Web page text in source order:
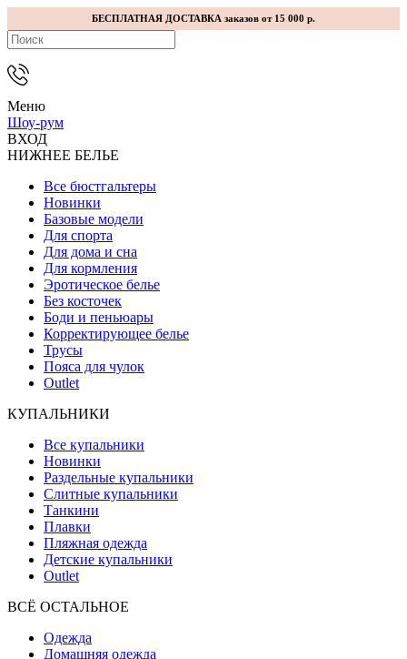
БЕСПЛАТНАЯ ДОСТАВКА заказов от 15 000 р.
Меню
Шоу-рум
ВХОД
НИЖНЕЕ БЕЛЬЕ
Все бюстгальтеры
Новинки
Базовые модели
Для спорта
Для дома и сна
Для кормления
Эротическое белье
Без косточек
Боди и пеньюары
Корректирующее белье
Трусы
Пояса для чулок
Outlet
КУПАЛЬНИКИ
Все купальники
Новинки
Раздельные купальники
Слитные купальники
Танкини
Плавки
Пляжная одежда
Детские купальники
Outlet
ВCЁ ОСТАЛЬНОЕ
Одежда
Домашняя одежда